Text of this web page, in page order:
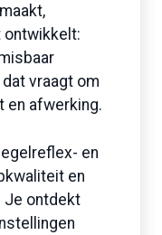
vraagt om
en afwerking.
en
en
Je ontdekt